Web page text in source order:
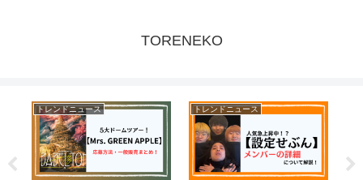
TORENEKO
トレンドニュース トレンドニュース